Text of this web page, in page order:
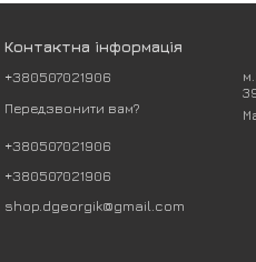
Контактна інформація
+380507021906
Передзвонити вам?
+380507021906
+380507021906
shop.dgeorgik@gmail.com